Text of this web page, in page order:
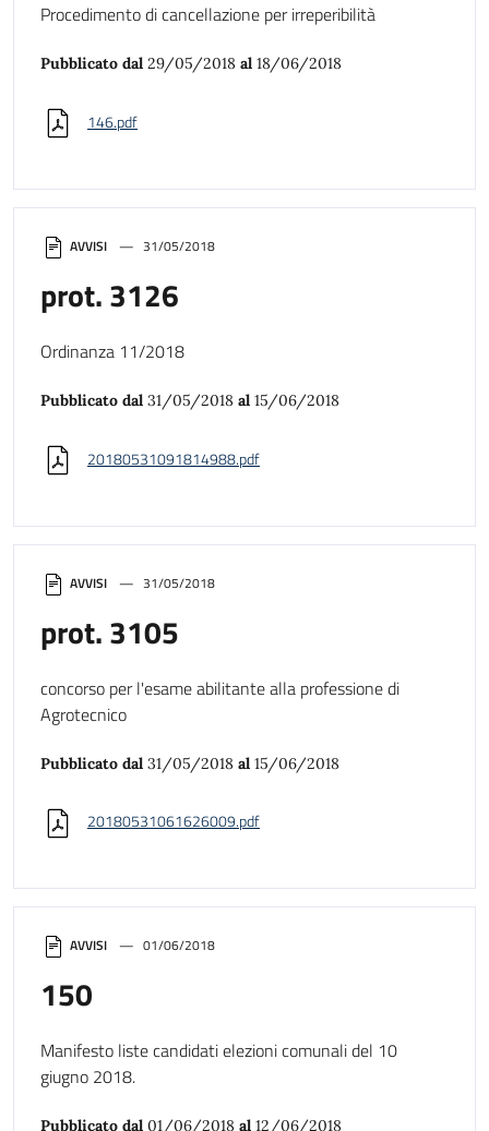
AVVISI 01/06/2018
150
Manifesto liste candidati elezioni comunali del 10
giugno 2018.
Pubblicato dal 01/06/2018 al 12/06/2018
AVVISI 31/05/2018
prot. 3105
concorso per l'esame abilitante alla professione di
Agrotecnico
Pubblicato dal 31/05/2018 al 15/06/2018
20180531061626009.pdf
AVVISI 31/05/2018
prot. 3126
Ordinanza 11/2018
Pubblicato dal 31/05/2018 al 15/06/2018
20180531091814988.pdf
Procedimento di cancellazione per irreperibilità
Pubblicato dal 29/05/2018 al 18/06/2018
146.pdf